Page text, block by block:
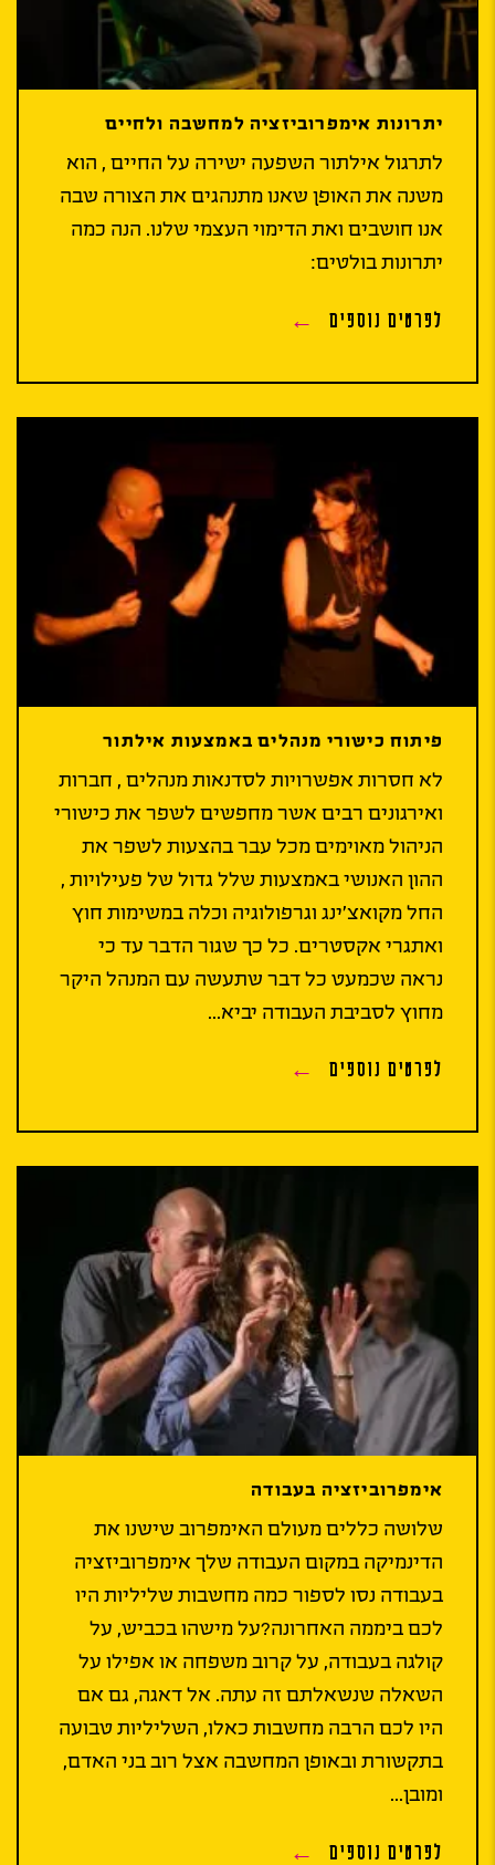
יתרונות אימפרוביזציה למחשבה ולחיים
לתרגול אילתור השפעה ישירה על החיים , הוא
משנה את האופן שאנו מתנהגים את הצורה שבה
אנו חושבים ואת הדימוי העצמי שלנו. הנה כמה
יתרונות בולטים:
לפרטים נוספים
פיתוח כישורי מנהלים באמצעות אילתור
לא חסרות אפשרויות לסדנאות מנהלים , חברות
ואירגונים רבים אשר מחפשים לשפר את כישורי
הניהול מאוימים מכל עבר בהצעות לשפר את
ההון האנושי באמצעות שלל גדול של פעילויות ,
החל מקואצ’ינג וגרפולוגיה וכלה במשימות חוץ
ואתגרי אקסטרים. כל כך שגור הדבר עד כי
נראה שכמעט כל דבר שתעשה עם המנהל היקר
מחוץ לסביבת העבודה יביא...
לפרטים נוספים
אימפרוביזציה בעבודה
שלושה כללים מעולם האימפרוב שישנו את
הדינמיקה במקום העבודה שלך אימפרוביזציה
בעבודה נסו לספור כמה מחשבות שליליות היו
לכם ביממה האחרונה?על מישהו בכביש, על
קולגה בעבודה, על קרוב משפחה או אפילו על
השאלה שנשאלתם זה עתה. אל דאגה, גם אם
היו לכם הרבה מחשבות כאלו, השליליות טבועה
בתקשורת ובאופן המחשבה אצל רוב בני האדם,
ומובן...
לפרטים נוספים